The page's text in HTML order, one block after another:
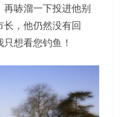
哧溜一下投进他别
，他仍然没有回
想看您钓鱼！